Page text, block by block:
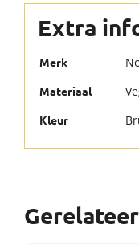
Extra
Merk
Materiaal
Kleur